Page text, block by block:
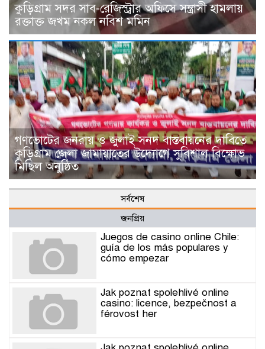
কুড়িগ্রাম সদর সাব-রেজিস্ট্রার অফিসে সন্ত্রাসী হামলায়
রক্তাক্ত জখম নকল নবিশ মমিন
গণভোটের জনরায় ও জুলাই সনদ বাস্তবায়নের দাবিতে
কুড়িগ্রাম জেলা জামায়াতের উদ্যোগে সুবিশাল বিক্ষোভ
মিছিল অনুষ্ঠিত
সর্বশেষ
জনপ্রিয়
Juegos de casino online Chile:
guía de los más populares y
cómo empezar
Jak poznat spolehlivé online
casino: licence, bezpečnost a
férovost her